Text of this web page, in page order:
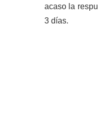
acaso la
3 días.